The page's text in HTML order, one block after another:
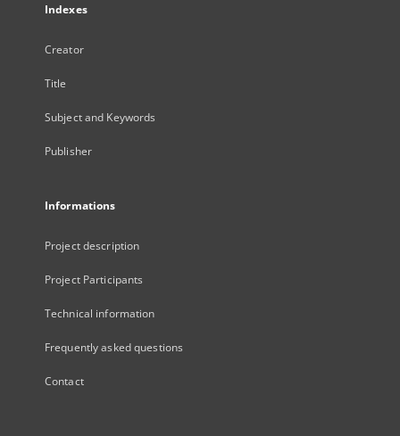
Indexes
Creator
Title
Subject and Keywords
Publisher
Informations
Project description
Project Participants
Technical information
Frequently asked questions
Contact